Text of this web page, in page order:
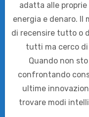
adatta alle
energia e denaro. Il
di recensire tutto o
tutti ma cerco
Quando non
confrontando
ultime
trovare modi